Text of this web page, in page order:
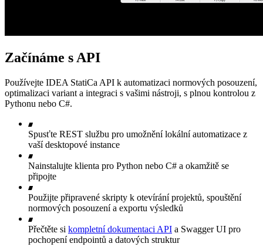
Začínáme s API
Používejte IDEA StatiCa API k automatizaci normových posouzení,
optimalizaci variant a integraci s vašimi nástroji, s plnou kontrolou z
Pythonu nebo C#.
Spusťte REST službu pro umožnění lokální automatizace z
vaší desktopové instance
Nainstalujte klienta pro Python nebo C# a okamžitě se
připojte
Použijte připravené skripty k otevírání projektů, spouštění
normových posouzení a exportu výsledků
Přečtěte si kompletní dokumentaci API a Swagger UI pro
pochopení endpointů a datových struktur